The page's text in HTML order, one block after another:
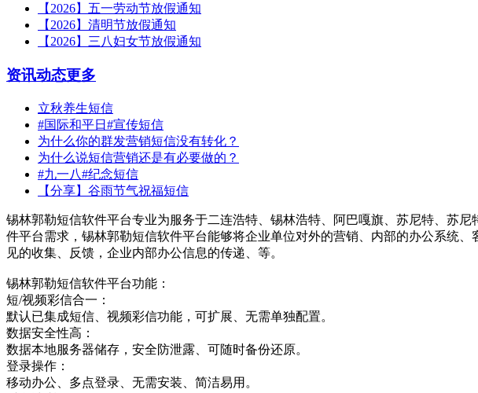
【2026】五一劳动节放假通知
【2026】清明节放假通知
【2026】三八妇女节放假通知
资讯动态更多
立秋养生短信
#国际和平日#宣传短信
为什么你的群发营销短信没有转化？
为什么说短信营销还是有必要做的？
#九一八#纪念短信
【分享】谷雨节气祝福短信
锡林郭勒短信软件平台专业为服务于二连浩特、锡林浩特、阿巴嘎旗、苏尼特、苏
件平台需求，锡林郭勒短信软件平台能够将企业单位对外的营销、内部的办公系统
见的收集、反馈，企业内部办公信息的传递、等。
锡林郭勒短信软件平台功能：
短/视频彩信合一：
默认已集成短信、视频彩信功能，可扩展、无需单独配置。
数据安全性高：
数据本地服务器储存，安全防泄露、可随时备份还原。
登录操作：
移动办公、多点登录、无需安装、简洁易用。